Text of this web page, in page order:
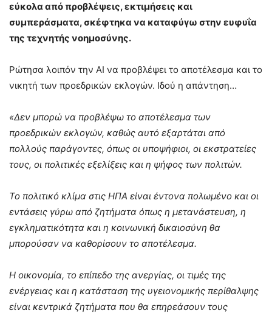
εύκολα από προβλέψεις, εκτιμήσεις και
συμπεράσματα, σκέφτηκα να καταφύγω στην ευφυΐα
της τεχνητής νοημοσύνης.
Ρώτησα λοιπόν την AI να προβλέψει το αποτέλεσμα και το
νικητή των προεδρικών εκλογών. Ιδού η απάντηση…
«Δεν μπορώ να προβλέψω το αποτέλεσμα των
προεδρικών εκλογών, καθώς αυτό εξαρτάται από
πολλούς παράγοντες, όπως οι υποψήφιοι, οι εκστρατείες
τους, οι πολιτικές εξελίξεις και η ψήφος των πολιτών.
Το πολιτικό κλίμα στις ΗΠΑ είναι έντονα πολωμένο και οι
εντάσεις γύρω από ζητήματα όπως η μετανάστευση, η
εγκληματικότητα και η κοινωνική δικαιοσύνη θα
μπορούσαν να καθορίσουν το αποτέλεσμα.
Η οικονομία, το επίπεδο της ανεργίας, οι τιμές της
ενέργειας και η κατάσταση της υγειονομικής περίθαλψης
είναι κεντρικά ζητήματα που θα επηρεάσουν τους